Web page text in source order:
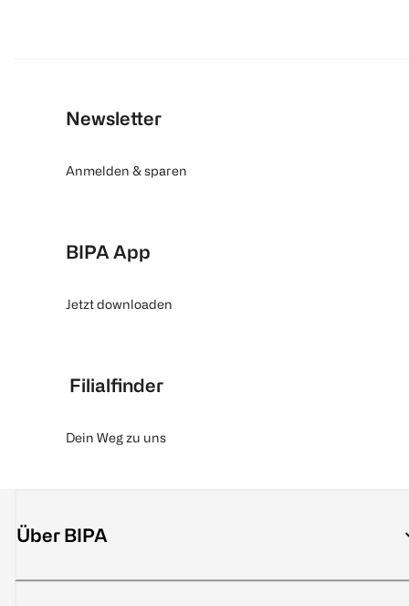
Newsletter
Anmelden & sparen
BIPA App
Jetzt downloaden
Filialfinder
Dein Weg zu uns
Über BIPA